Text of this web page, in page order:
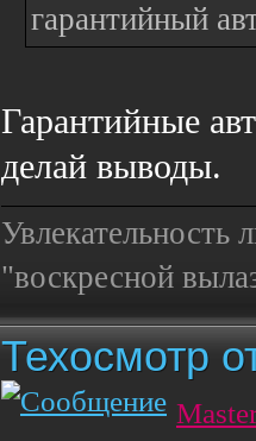
гарантийный
Гарантийные
делай выводы.
Увлекательность
"воскресной
Техосмотр